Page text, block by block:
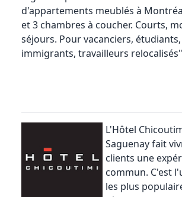
d'appartements meublés à
et 3 chambres à coucher. Courts,
séjours. Pour vacanciers,
immigrants, travailleurs
L'Hôtel
Saguenayfait
clients une
commun. C'est
les plus